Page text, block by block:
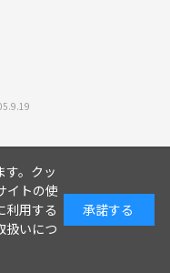
。クッ
イトの使
利用する
扱いにつ
承諾する